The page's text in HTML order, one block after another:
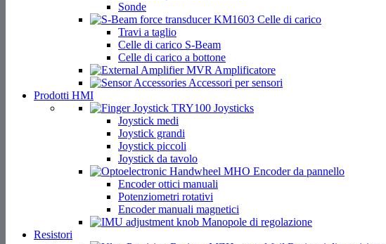
Sonde
Celle di carico
Travi a taglio
Celle di carico S-Beam
Celle di carico a bottone
Amplificatore
Accessori per sensori
Prodotti HMI
Joysticks
Joystick medi
Joystick grandi
Joystick piccoli
Joystick da tavolo
Encoder da pannello
Encoder ottici manuali
Potenziometri rotativi
Encoder manuali magnetici
Manopole di regolazione
Resistori